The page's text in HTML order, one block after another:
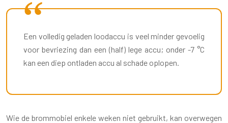
Een volledig geladen loodaccu is veel minder gevoelig
voor bevriezing dan een (half) lege accu; onder -7 °C
kan een diep ontladen accu al schade oplopen.
Wie de brommobiel enkele weken niet gebruikt, kan overwegen